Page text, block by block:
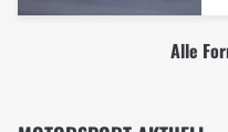
Alle